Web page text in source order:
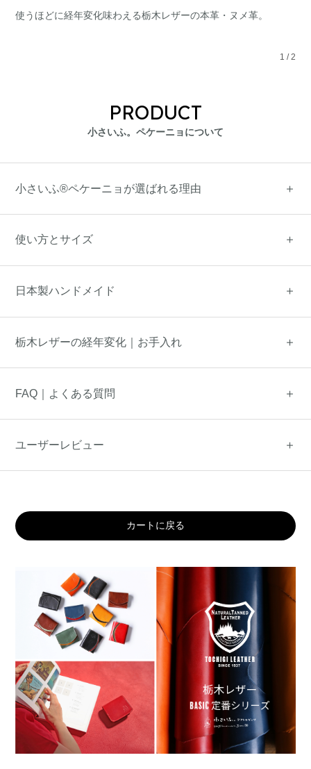
使うほどに経年変化味わえる栃木レザーの本革・ヌメ革。
1 /2
PRODUCT
小さいふ。ペケーニョについて
小さいふ®ペケーニョが選ばれる理由
使い方とサイズ
日本製ハンドメイド
栃木レザーの経年変化｜お手入れ
FAQ｜よくある質問
ユーザーレビュー
カートに戻る